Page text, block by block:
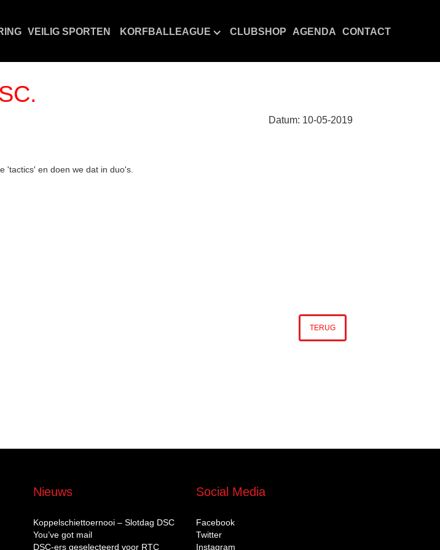
VEILIG SPORTEN KORFBALLEAGUE CLUBSHOP AGENDA CONTACT
Datum: 10-05-2019
'tactics' en doen we dat in duo's.
TERUG
Nieuws
Koppelschiettoernooi – Slotdag DSC
You’ve got mail
DSC‑ers geselecteerd voor RTC
Social Media
Facebook
Twitter
Instagram